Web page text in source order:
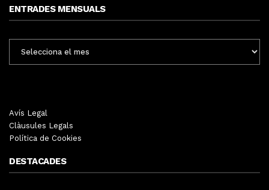
ENTRADES MENSUALS
MENSUALS
Avís Legal
Clàusules Legals
Política de Cookies
DESTACADES